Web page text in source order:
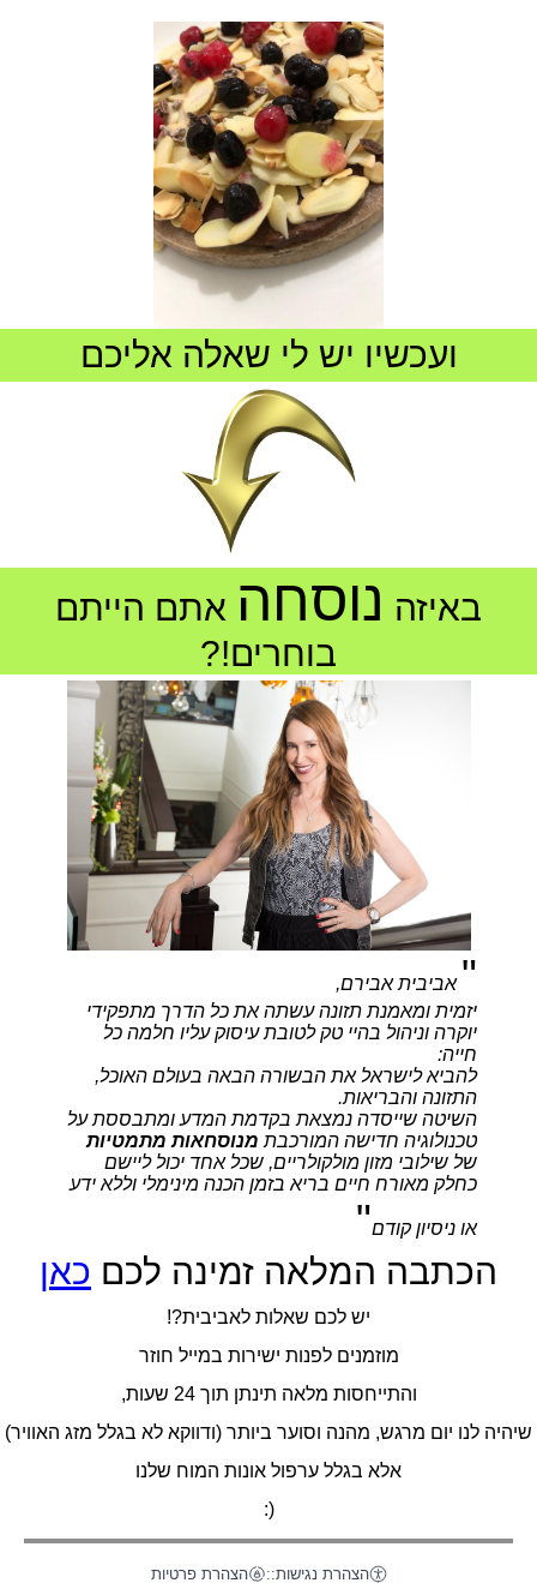
ועכשיו יש לי שאלה אליכם
באיזה נוסחה אתם הייתם
בוחרים!?
" אביבית אבירם,
יזמית ומאמנת תזונה עשתה את כל הדרך מתפקידי
יוקרה וניהול בהיי טק לטובת עיסוק עליו חלמה כל
חייה:
להביא לישראל את הבשורה הבאה בעולם האוכל,
התזונה והבריאות.
השיטה שייסדה נמצאת בקדמת המדע ומתבססת על
טכנולוגיה חדישה המורכבת מנוסחאות מתמטיות
של שילובי מזון מולקולריים, שכל אחד יכול ליישם
כחלק מאורח חיים בריא בזמן הכנה מינימלי וללא ידע
או ניסיון קודם"
הכתבה המלאה זמינה לכם כאן
יש לכם שאלות לאביבית?!
מוזמנים לפנות ישירות במייל חוזר
והתייחסות מלאה תינתן תוך 24 שעות,
שיהיה לנו יום מרגש, מהנה וסוער ביותר (ודווקא לא בגלל מזג האוויר)
אלא בגלל ערפול אונות המוח שלנו
(:
הצהרת נגישות:: הצהרת פרטיות